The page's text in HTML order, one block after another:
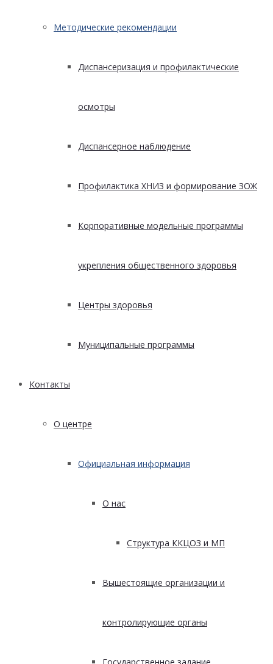
Методические рекомендации
Диспансеризация и профилактические
осмотры
Диспансерное наблюдение
Профилактика ХНИЗ и формирование ЗОЖ
Корпоративные модельные программы
укрепления общественного здоровья
Центры здоровья
Муниципальные программы
Контакты
О центре
Официальная информация
О нас
Структура ККЦОЗ и МП
Вышестоящие организации и
контролирующие органы